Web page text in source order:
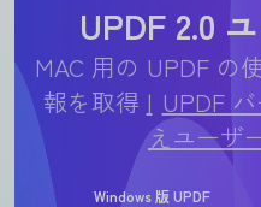
UPDF 2.0
MAC 用の UPDF の
報を取得
UPDF
えユーザ
Windows 版 UPDF